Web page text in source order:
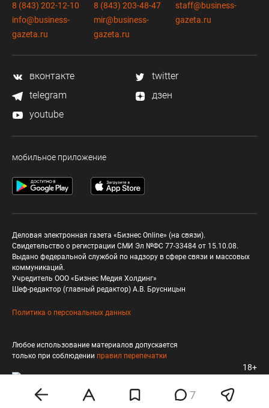
7
8 (843) 202-12-10
info@business-
gazeta.ru
8 (843) 203-48-47
mir@business-
gazeta.ru
staff@business-
gazeta.ru
вконтакте
twitter
telegram
дзен
youtube
мобильное приложение
Деловая электронная газета «Бизнес Online» (на связи).
Свидетельство о регистрации СМИ Эл №ФС 77-33484 от 15.10.08.
Выдано федеральной службой по надзору в сфере связи и массовых
коммуникаций.
Учредитель ООО «Бизнес Медия Холдинг»
Шеф-редактор (главный редактор) А.В. Брусницын
Политика о персональных данных
Любое использование материалов допускается
только при соблюдении правил перепечатки
18+